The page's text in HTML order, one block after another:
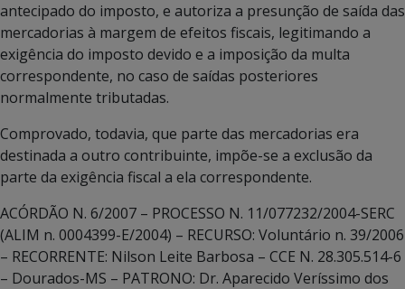
antecipado do imposto, e autoriza a presunção de saída das
mercadorias à margem de efeitos fiscais, legitimando a
exigência do imposto devido e a imposição da multa
correspondente, no caso de saídas posteriores
normalmente tributadas.
Comprovado, todavia, que parte das mercadorias era
destinada a outro contribuinte, impõe-se a exclusão da
parte da exigência fiscal a ela correspondente.
ACÓRDÃO N. 6/2007 – PROCESSO N. 11/077232/2004-SERC
(ALIM n. 0004399-E/2004) – RECURSO: Voluntário n. 39/2006
– RECORRENTE: Nilson Leite Barbosa – CCE N. 28.305.514-6
– Dourados-MS – PATRONO: Dr. Aparecido Veríssimo dos